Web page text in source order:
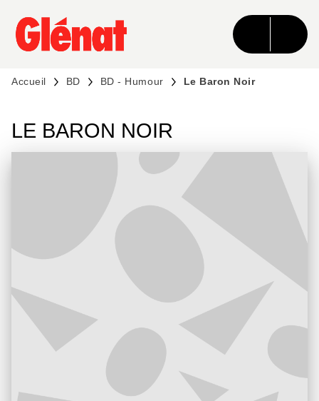
MENU RECHERCHE CONTENU
PIED DE PAGE
Accueil BD BD - Humour Le Baron Noir
LE BARON NOIR